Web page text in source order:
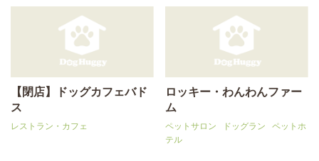
【閉店】ドッグカフェバド
ス
レストラン・カフェ
ロッキー・わんわんファー
ム
ペットサロン ドッグラン
ペットホ
テル